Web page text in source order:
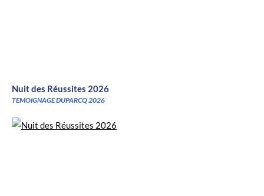
Nuit des Réussites 2026
TEMOIGNAGE DUPARCQ 2026